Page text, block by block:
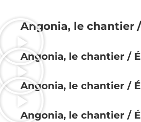
Angonia, le chantier /
Angonia, le chantier /
Angonia, le chantier /
Angonia, le chantier /